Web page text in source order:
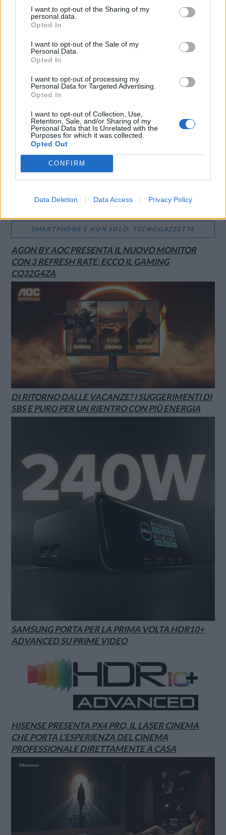
I want to opt-out of the Sharing of my
personal data.
Opted In
I want to opt-out of the Sale of my
Personal Data.
Opted In
I want to opt-out of processing my
Personal Data for Targeted Advertising.
Opted In
I want to opt-out of Collection, Use,
Retention, Sale, and/or Sharing of my
Personal Data that Is Unrelated with the
Purposes for which it was collected.
Opted Out
CONFIRM
Data Deletion Data Access Privacy Policy
WhatsApp Stampa
SMARTPHONE E NON SOLO: TECNOGAZZETTA
AGON BY AOC PRESENTA IL NUOVO MONITOR
CON 3 REFRESH RATE: ECCO IL GAMING
CQ32G4ZA
DI RITORNO DALLE VACANZE? I SUGGERIMENTI DI
SBS E PURO PER UN RIENTRO CON PIÙ ENERGIA
SAMSUNG PORTA PER LA PRIMA VOLTA HDR10+
ADVANCED SU PRIME VIDEO
HISENSE PRESENTA PX4 PRO, IL LASER CINEMA
CHE PORTA L’ESPERIENZA DEL CINEMA
PROFESSIONALE DIRETTAMENTE A CASA